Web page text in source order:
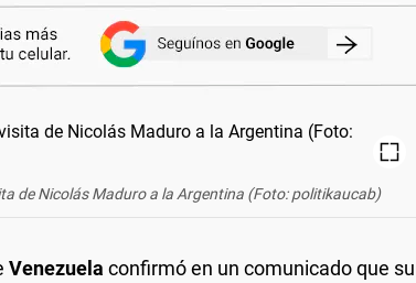
de Nicolás Maduro a la Argentina (Foto: politikaucab)
Venezuela confirmó en un comunicado que su